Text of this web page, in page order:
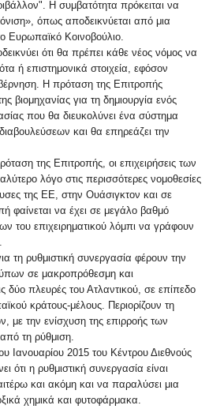
Η συμβατότητα πρόκειται να
όπως αποδεικνύεται από μια
Ευρωπαϊκό Κοινοβούλιο.
ότι θα πρέπει κάθε νέος νόμος να
ή επιστημονικά στοιχεία, εφόσον
Η πρόταση της Επιτροπής
βιομηχανίας για τη δημιουργία ενός
που θα διευκολύνει ένα σύστημα
και θα επηρεάζει την
της Επιτροπής, οι επιχειρήσεις των
λόγο στις περισσότερες νομοθεσίες
της ΕΕ, στην Ουάσιγκτον και σε
φαίνεται να έχει σε μεγάλο βαθμό
του επιχειρηματικού λόμπι να γράφουν
τη ρυθμιστική συνεργασία φέρουν την
σε μακροπρόθεσμη και
δύο πλευρές του Ατλαντικού, σε επίπεδο
κράτους-μέλους. Περιορίζουν τη
με την ενίσχυση της επιρροής των
τη ρύθμιση.
Ιανουαρίου 2015 του Κέντρου Διεθνούς
ότι η ρυθμιστική συνεργασία είναι
και ακόμη και να παραλύσει μια
χημικά και φυτοφάρμακα.